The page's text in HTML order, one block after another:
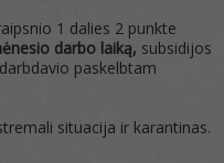
1 dalies 2 punkte
darbo laiką, subsidijos
darbdavio paskelbtam
situacija ir karantinas.